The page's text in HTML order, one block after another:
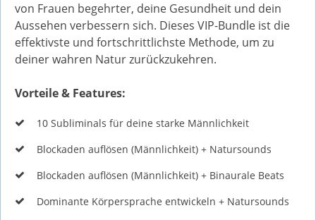
von Frauen begehrter, deine Gesundheit und dein
Aussehen verbessern sich. Dieses VIP-Bundle ist die
effektivste und fortschrittlichste Methode, um zu
deiner wahren Natur zurückzukehren.
Vorteile & Features:
10 Subliminals für deine starke Männlichkeit
Blockaden auflösen (Männlichkeit) + Natursounds
Blockaden auflösen (Männlichkeit) + Binaurale Beats
Dominante Körpersprache entwickeln + Natursounds